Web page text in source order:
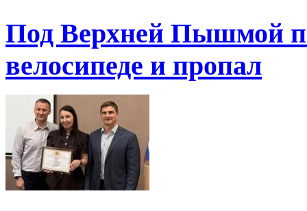
Под Верхней Пышмой
велосипеде и пропал